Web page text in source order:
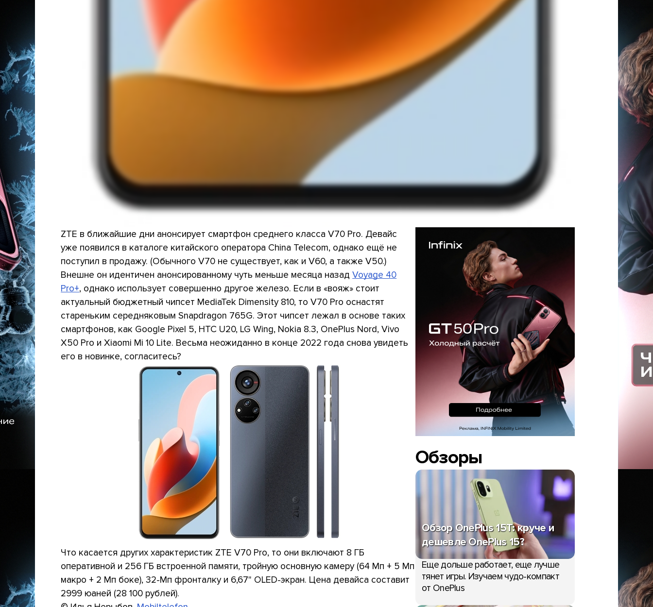
ZTE в ближайшие дни анонсирует смартфон среднего класса V70 Pro. Девайс
уже появился в каталоге китайского оператора China Telecom, однако ещё не
поступил в продажу. (Обычного V70 не существует, как и V60, а также V50.)
Внешне он идентичен анонсированному чуть меньше месяца назадVoyage 40
Pro+, однако использует совершенно другое железо. Если в «вояж» стоит
актуальный бюджетный чипсет MediaTek Dimensity 810, то V70 Pro оснастят
стареньким середняковым Snapdragon 765G. Этот чипсет лежал в основе таких
смартфонов, как Google Pixel 5, HTC U20, LG Wing, Nokia 8.3, OnePlus Nord, Vivo
X50 Pro и Xiaomi Mi 10 Lite. Весьма неожиданно в конце 2022 года снова увидеть
его в новинке, согласитесь?
Что касается других характеристик ZTE V70 Pro, то они включают 8 ГБ
оперативной и 256 ГБ встроенной памяти, тройную основную камеру (64 Мп + 5 Мп
макро + 2 Мп боке), 32-Мп фронталку и 6,67" OLED-экран. Цена девайса составит
2999 юаней (28 100 рублей).
Обзоры
Обзор OnePlus 15T: круче и
дешевле OnePlus 15?
Еще дольше работает, еще лучше
тянет игры. Изучаем чудо-компакт
от OnePlus